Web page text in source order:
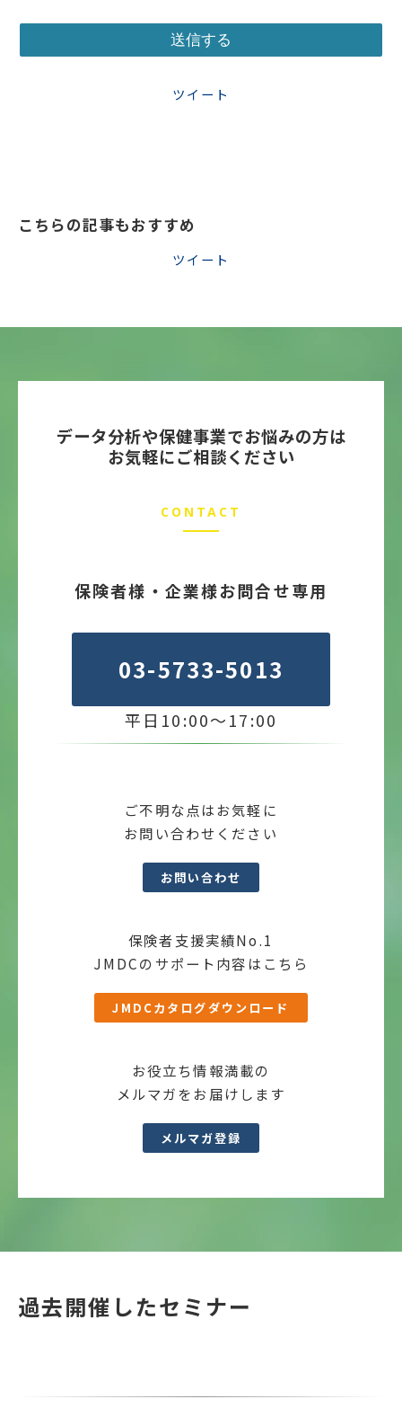
ツイート
こちらの記事もおすすめ
ツイート
データ分析や保健事業でお悩みの方は
お気軽にご相談ください
CONTACT
保険者様・企業様お問合せ専用
03-5733-5013
平日10:00～17:00
ご不明な点はお気軽に
お問い合わせください
お問い合わせ
保険者支援実績No.1
JMDCのサポート内容はこちら
JMDCカタログダウンロード
お役立ち情報満載の
メルマガをお届けします
メルマガ登録
過去開催したセミナー